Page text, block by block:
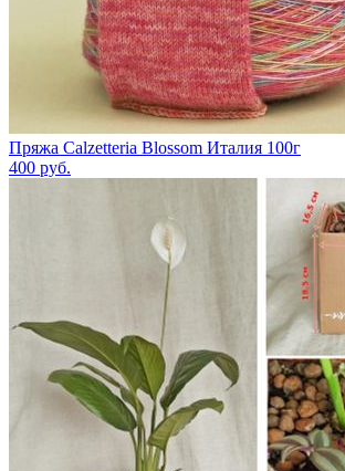
Пряжа Calzetteria Blossom Италия 100г
400 руб.